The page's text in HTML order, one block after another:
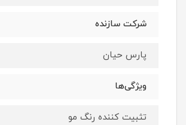
شرکت سازنده
پارس حیان
ویژگی‌ها
تثبیت کننده رنگ مو